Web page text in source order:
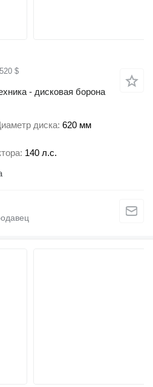
$
- дисковая борона
диска 620 мм
140 л.с.